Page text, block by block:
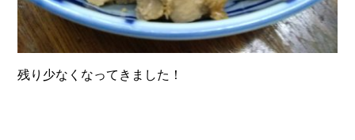
残り少なくなってきました！